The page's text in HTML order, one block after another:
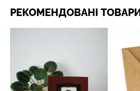
РЕКОМЕНДОВАНІ ТОВАРИ